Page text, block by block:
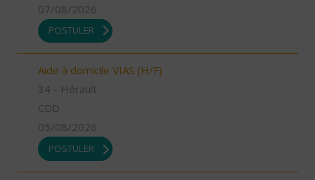
07/08/2026
POSTULER
Aide à domicile VIAS (H/F)
34 - Hérault
CDD
05/08/2026
POSTULER